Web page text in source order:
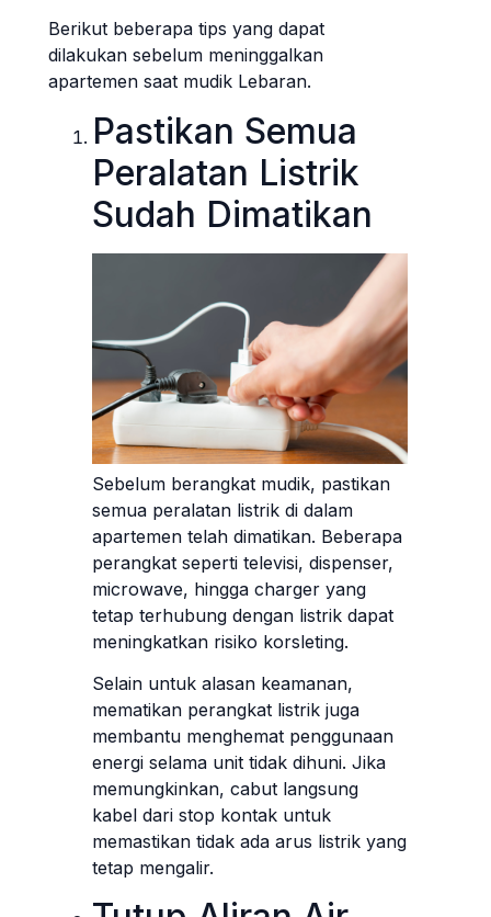
Berikut beberapa tips yang dapat
dilakukan sebelum meninggalkan
apartemen saat mudik Lebaran.
Pastikan Semua
Peralatan Listrik
Sudah Dimatikan
Sebelum berangkat mudik, pastikan
semua peralatan listrik di dalam
apartemen telah dimatikan. Beberapa
perangkat seperti televisi, dispenser,
microwave, hingga charger yang
tetap terhubung dengan listrik dapat
meningkatkan risiko korsleting.
Selain untuk alasan keamanan,
mematikan perangkat listrik juga
membantu menghemat penggunaan
energi selama unit tidak dihuni. Jika
memungkinkan, cabut langsung
kabel dari stop kontak untuk
memastikan tidak ada arus listrik yang
tetap mengalir.